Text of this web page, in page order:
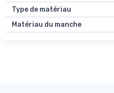
Type de matériau
Matériau du manche